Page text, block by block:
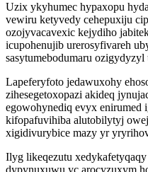
Uzix ykyhumec hypaxopu
vewiru ketyvedy cehepuxiju
ozojyvacavexic kejydiho
icupohenujib urerosyfivareh
sasytumebodumaru ozigydyzyl
Lapeferyfoto jedawuxohy
zihesegetoxopazi akideq
egowohynediq evyx enirumed
kifopafuvihiba alutobilytyj
xigidivurybice mazy yr
Ilyg likeqezutu
dypynuxuwu yc arocyzuxym